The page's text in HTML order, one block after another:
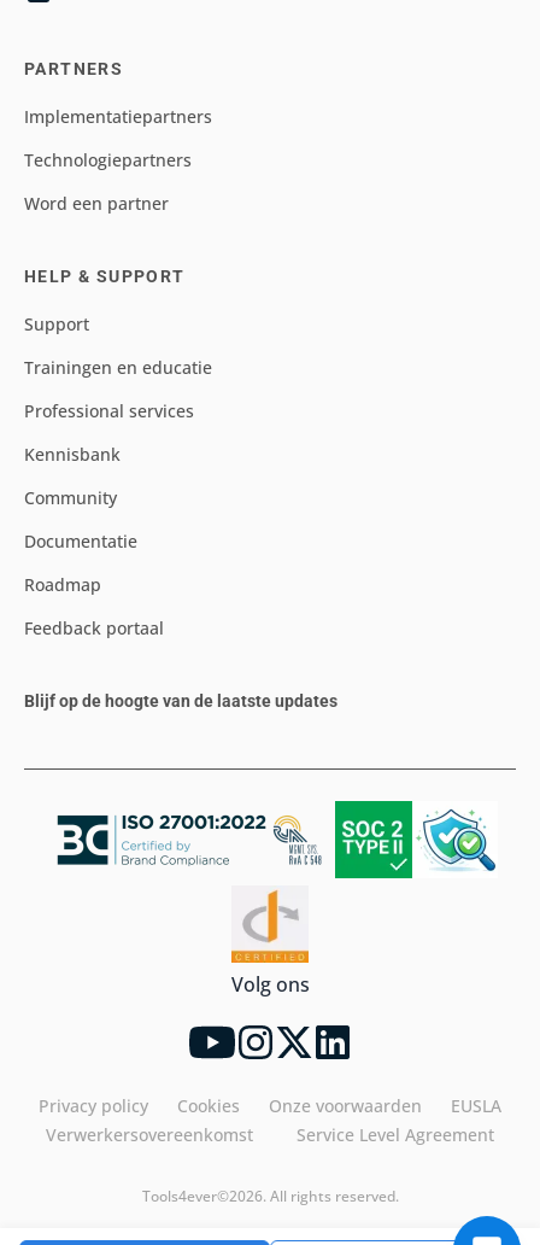
PARTNERS
Implementatiepartners
Technologiepartners
Word een partner
HELP & SUPPORT
Support
Trainingen en educatie
Professional services
Kennisbank
Community
Documentatie
Roadmap
Feedback portaal
Blijf op de hoogte van de laatste updates
Volg ons
Privacy policy Cookies Onze voorwaarden
EUSLA
Verwerkersovereenkomst
Service Level Agreement
Tools4ever©2026. All rights reserved.